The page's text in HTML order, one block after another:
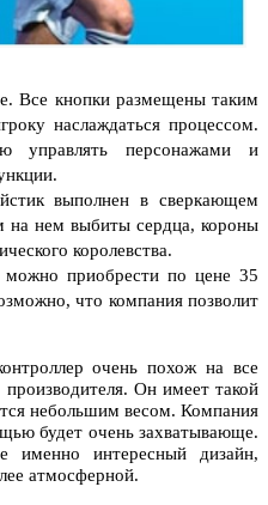
Все кнопки размещены таким
наслаждаться процессом.
управлять персонажами и
выполнен в сверкающем
на нем выбиты сердца, короны
королевства.
можно приобрести по цене 35
что компания позволит
очень похож на все
Он имеет такой
небольшим весом. Компания
будет очень захватывающе.
именно интересный дизайн,
атмосферной.